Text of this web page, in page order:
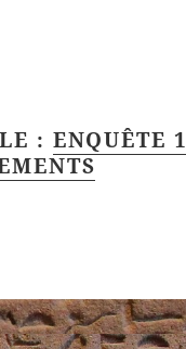
: ENQUÊTE 1